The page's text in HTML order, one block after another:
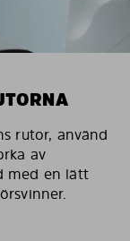
rutor, använd
av
med en lätt